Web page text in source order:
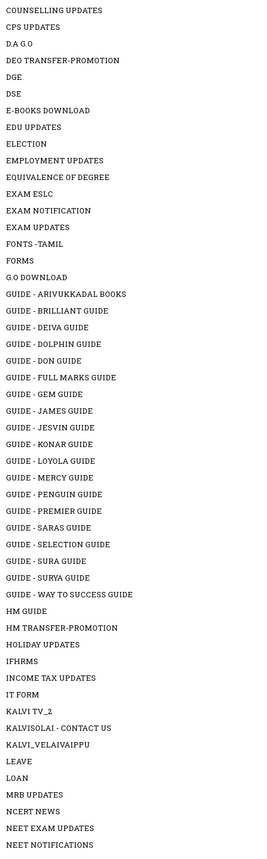
COUNSELLING UPDATES
CPS UPDATES
D.A G.O
DEO TRANSFER-PROMOTION
DGE
DSE
E-BOOKS DOWNLOAD
EDU UPDATES
ELECTION
EMPLOYMENT UPDATES
EQUIVALENCE OF DEGREE
EXAM ESLC
EXAM NOTIFICATION
EXAM UPDATES
FONTS -TAMIL
FORMS
G.O DOWNLOAD
GUIDE - ARIVUKKADAL BOOKS
GUIDE - BRILLIANT GUIDE
GUIDE - DEIVA GUIDE
GUIDE - DOLPHIN GUIDE
GUIDE - DON GUIDE
GUIDE - FULL MARKS GUIDE
GUIDE - GEM GUIDE
GUIDE - JAMES GUIDE
GUIDE - JESVIN GUIDE
GUIDE - KONAR GUIDE
GUIDE - LOYOLA GUIDE
GUIDE - MERCY GUIDE
GUIDE - PENGUIN GUIDE
GUIDE - PREMIER GUIDE
GUIDE - SARAS GUIDE
GUIDE - SELECTION GUIDE
GUIDE - SURA GUIDE
GUIDE - SURYA GUIDE
GUIDE - WAY TO SUCCESS GUIDE
HM GUIDE
HM TRANSFER-PROMOTION
HOLIDAY UPDATES
IFHRMS
INCOME TAX UPDATES
IT FORM
KALVI TV_2
KALVISOLAI - CONTACT US
KALVI_VELAIVAIPPU
LEAVE
LOAN
MRB UPDATES
NCERT NEWS
NEET EXAM UPDATES
NEET NOTIFICATIONS